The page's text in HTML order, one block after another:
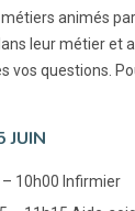
animés
leur métier et
vos questions.
JUIN
10h00 Infirmier